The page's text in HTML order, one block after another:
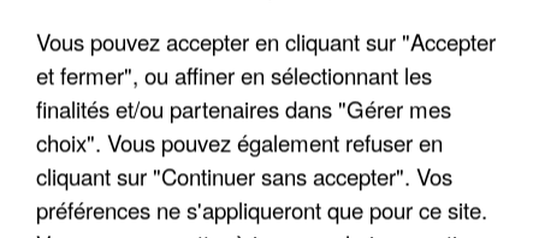
COULÉE DE BOUE EN HAUTE-SAVOIE
Vous pouvez accepter en cliquant sur "Accepter
et fermer", ou affiner en sélectionnant les
finalités et/ou partenaires dans "Gérer mes
choix". Vous pouvez également refuser en
cliquant sur "Continuer sans accepter". Vos
préférences ne s'appliqueront que pour ce site.